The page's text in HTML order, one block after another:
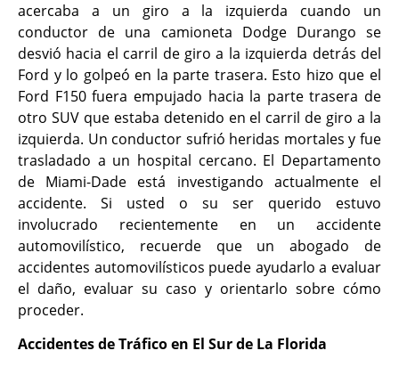
acercaba a un giro a la izquierda cuando un
conductor de una camioneta Dodge Durango se
desvió hacia el carril de giro a la izquierda detrás del
Ford y lo golpeó en la parte trasera. Esto hizo que el
Ford F150 fuera empujado hacia la parte trasera de
otro SUV que estaba detenido en el carril de giro a la
izquierda. Un conductor sufrió heridas mortales y fue
trasladado a un hospital cercano. El Departamento
de Miami-Dade está investigando actualmente el
accidente. Si usted o su ser querido estuvo
involucrado recientemente en un accidente
automovilístico, recuerde que un abogado de
accidentes automovilísticos puede ayudarlo a evaluar
el daño, evaluar su caso y orientarlo sobre cómo
proceder.
Accidentes de Tráfico en El Sur de La Florida